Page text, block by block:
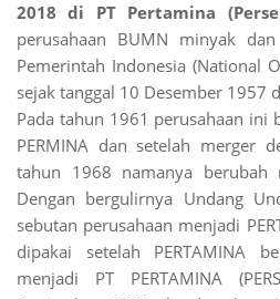
2018 di PT Pertamina
perusahaan BUMN minyak
Pemerintah Indonesia (National
sejak tanggal 10 Desember 1957
Pada tahun 1961 perusahaan ini
PERMINA dan setelah merger
tahun 1968 namanya berubah
Dengan bergulirnya Undang
sebutan perusahaan menjadi
dipakai setelah PERTAMINA
menjadi PT PERTAMINA